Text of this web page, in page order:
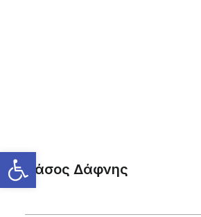
Νάσος Δάφνης